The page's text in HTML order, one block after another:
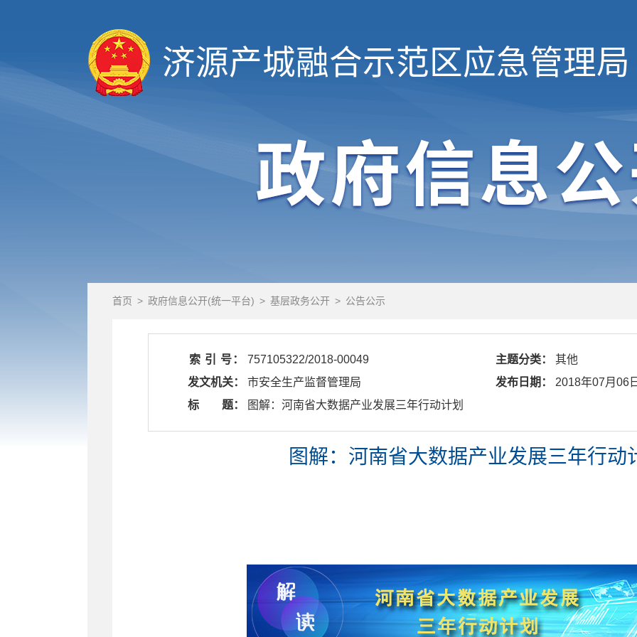
济源产城融合示范区应急管理局
首页 > 政府信息公开(统一平台) > 基层政务公开 > 公告公示
索 引 号： 757105322/2018-00049 主题分类：
其他
发文机关：
市安全生产监督管理局 发布日期：
2018年07月06
标 题：
​ 图解：河南省大数据产业发展三年行动计划
图解：河南省大数据产业发展三年行动